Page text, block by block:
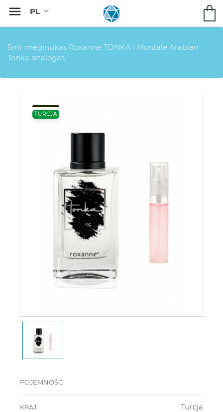

5ml. mėginukas Roxanne TONKA I Montale Arabian
Tonka analogas
TURCJA
POJEMNOŚĆ
KRAJ Turcja